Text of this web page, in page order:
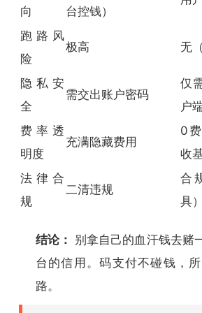
向 台控钱）
跑路风
险
极高 无
隐私安
全
需交出账户密码
仅
户
费率透
明度
充满隐藏费用
0
收
法律合
规
二清违规
合
具）
结论： 别拿自己的血汗钱去赌
台的信用。码支付不碰钱，
路。